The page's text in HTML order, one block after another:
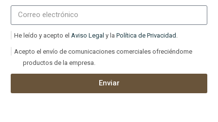
He leído y acepto el Aviso Legal y laPolítica de Privacidad
Acepto el envío de comunicaciones comerciales ofreciéndome
productos de la empresa.
Enviar